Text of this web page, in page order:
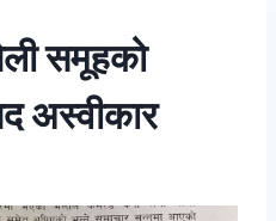
समूहको
अस्वीकार